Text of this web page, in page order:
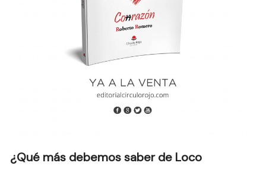
¿Qué más debemos saber de Loco